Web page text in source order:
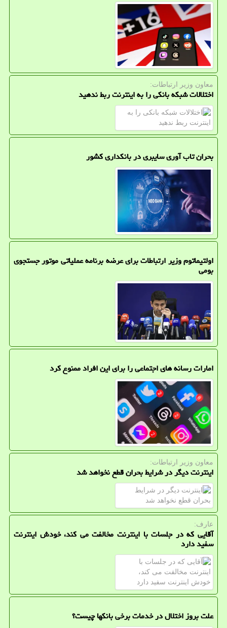
معاون وزیر ارتباطات:
اختلالات شبکه بانکی را به اینترنت ربط ندهید
بحران تاب آوری سایبری در بانکداری کشور
اولتیماتوم وزیر ارتباطات برای عرضه برنامه عملیاتی موتور جستجوی
بومی
امارات رسانه های اجتماعی را برای این افراد ممنوع کرد
معاون وزیر ارتباطات:
اینترنت دیگر در شرایط بحران قطع نخواهد شد
عارف:
آقایی که در جلسات با اینترنت مخالفت می کند، خودش اینترنت
سفید دارد
علت بروز اختلال در خدمات برخی بانکها چیست؟